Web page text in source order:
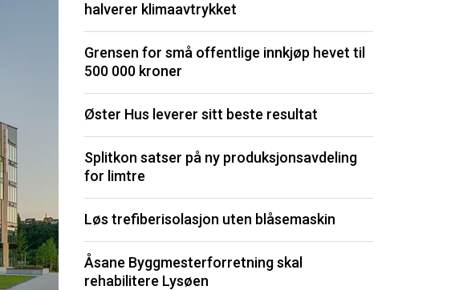
halverer klimaavtrykket
Grensen for små offentlige innkjøp hevet til
500 000 kroner
Øster Hus leverer sitt beste resultat
Splitkon satser på ny produksjonsavdeling
for limtre
Løs trefiberisolasjon uten blåsemaskin
Åsane Byggmesterforretning skal
rehabilitere Lysøen